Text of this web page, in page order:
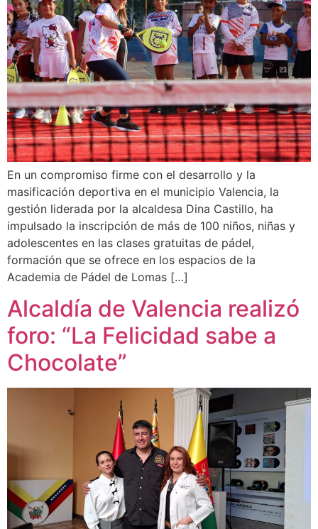
En un compromiso firme con el desarrollo y la
masificación deportiva en el municipio Valencia, la
gestión liderada por la alcaldesa Dina Castillo, ha
impulsado la inscripción de más de 100 niños, niñas y
adolescentes en las clases gratuitas de pádel,
formación que se ofrece en los espacios de la
Academia de Pádel de Lomas […]
Alcaldía de Valencia realizó
foro: “La Felicidad sabe a
Chocolate”